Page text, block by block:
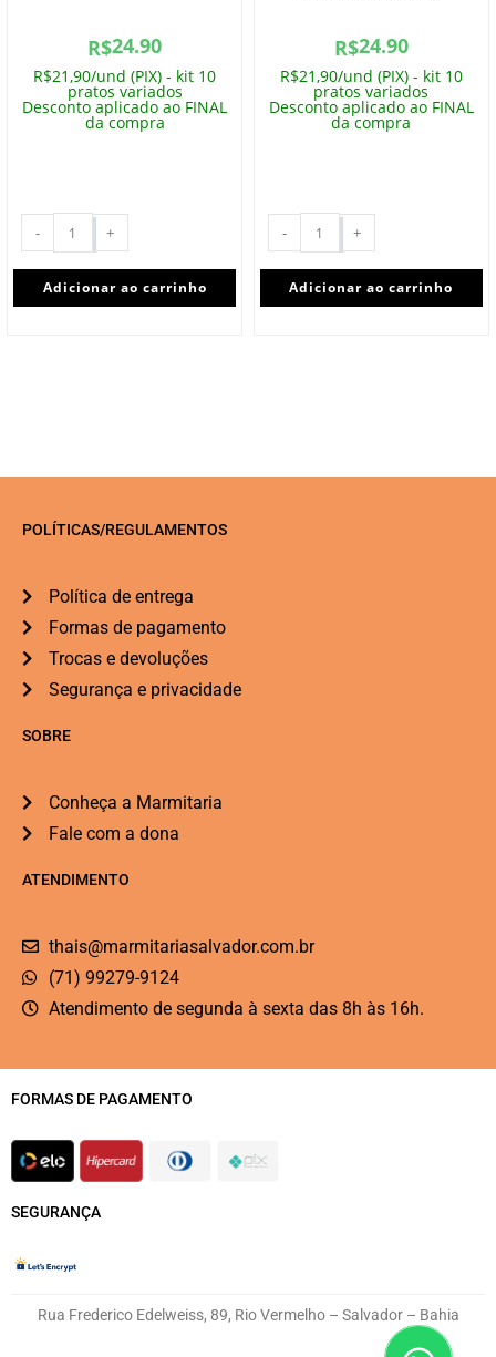
R$24.90
R$21,90/und (PIX) - kit 10
pratos variados
Desconto aplicado ao FINAL
da compra
- +
Adicionar ao carrinho
R$24.90
R$21,90/und (PIX) - kit 10
pratos variados
Desconto aplicado ao FINAL
da compra
- +
Adicionar ao carrinho
POLÍTICAS/REGULAMENTOS
Política de entrega
Formas de pagamento
Trocas e devoluções
Segurança e privacidade
SOBRE
Conheça a Marmitaria
Fale com a dona
ATENDIMENTO
thais@marmitariasalvador.com.br
(71) 99279-9124
Atendimento de segunda à sexta das 8h às 16h.
FORMAS DE PAGAMENTO
SEGURANÇA
Rua Frederico Edelweiss, 89, Rio Vermelho – Salvador – Bahia